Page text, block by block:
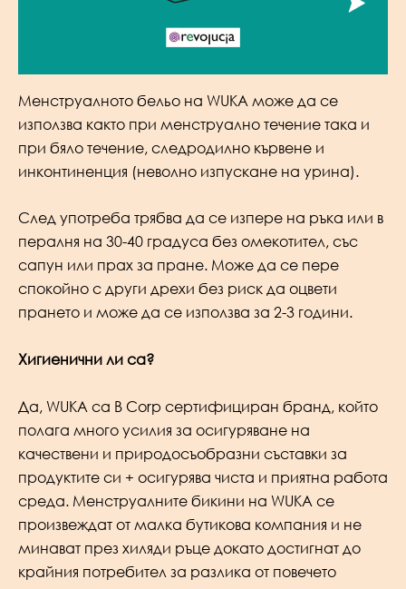
Менструалното бельо на WUKA може да се
използва както при менструално течение така и
при бяло течение, следродилно кървене и
инконтиненция (неволно изпускане на урина).
След употреба трябва да се изпере на ръка или в
пералня на 30-40 градуса без омекотител, със
сапун или прах за пране. Може да се пере
спокойно с други дрехи без риск да оцвети
прането и може да се използва за 2-3 години.
Хигиенични ли са?
Да, WUKA са B Corp сертифициран бранд, който
полага много усилия за осигуряване на
качествени и природосъобразни съставки за
продуктите си + осигурява чиста и приятна работа
среда. Менструалните бикини на WUKA се
произвеждат от малка бутикова компания и не
минават през хиляди ръце докато достигнат до
крайния потребител за разлика от повечето